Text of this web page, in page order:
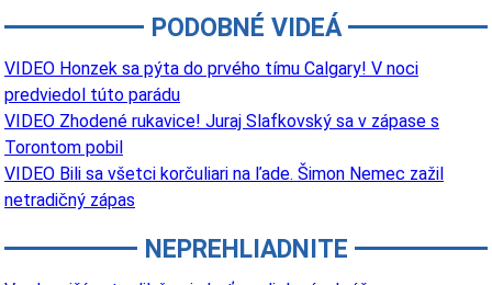
PODOBNÉ VIDEÁ
VIDEO Honzek sa pýta do prvého tímu Calgary! V noci
predviedol túto parádu
VIDEO Zhodené rukavice! Juraj Slafkovský sa v zápase s
Torontom pobil
VIDEO Bili sa všetci korčuliari na ľade. Šimon Nemec zažil
netradičný zápas
NEPREHLIADNITE